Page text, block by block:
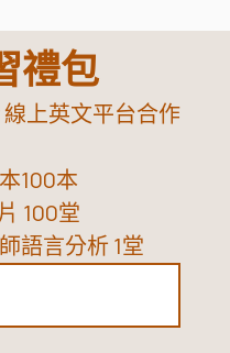
禮包
上英文平台合作
100本
100堂
語言分析 1堂